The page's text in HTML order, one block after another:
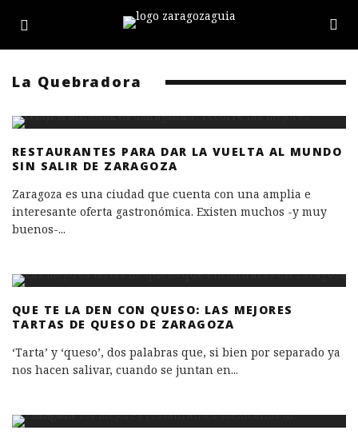
La Quebradora
RESTAURANTES PARA DAR LA VUELTA AL MUNDO
SIN SALIR DE ZARAGOZA
Zaragoza es una ciudad que cuenta con una amplia e
interesante oferta gastronómica. Existen muchos -y muy
buenos-...
QUE TE LA DEN CON QUESO: LAS MEJORES
TARTAS DE QUESO DE ZARAGOZA
‘Tarta’ y ‘queso’, dos palabras que, si bien por separado ya
nos hacen salivar, cuando se juntan en...